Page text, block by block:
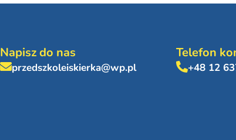
Napisz do nas
przedszkoleiskierka@wp.pl
Telefon
+48 12